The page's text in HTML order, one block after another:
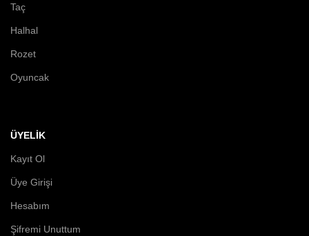
Taç
Halhal
Rozet
Oyuncak
ÜYELİK
Kayıt Ol
Üye Girişi
Hesabım
Şifremi Unuttum